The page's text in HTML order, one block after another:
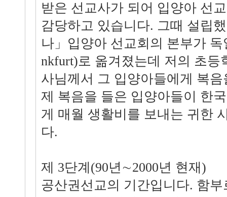
받은 선교사가 되어 입양아 선
감당하고 있습니다. 그때 설립
나」입양아 선교회의 본부가
nkfurt)로 옮겨졌는데 저의 초등
사님께서 그 입양아들에게 복
제 복음을 들은 입양아들이 한
게 매월 생활비를 보내는 귀한
다.
제 3단계(90년∼2000년 현재)
공산권선교의 기간입니다. 함